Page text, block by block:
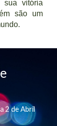
sua vitória
são um
2 deAbril